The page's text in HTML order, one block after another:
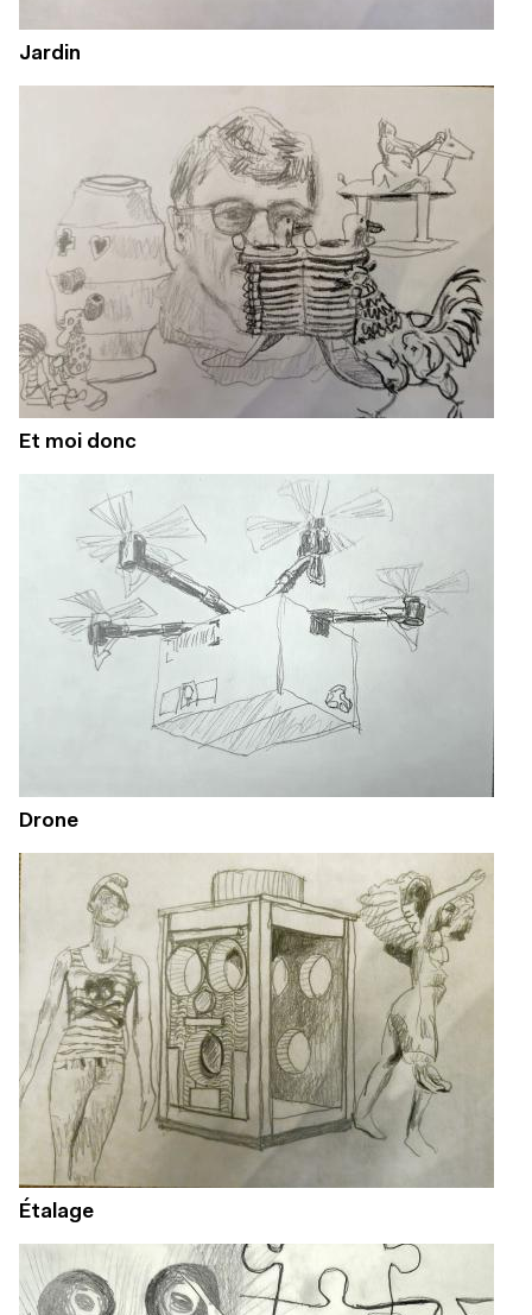
Jardin
Et moi donc
Drone
Étalage